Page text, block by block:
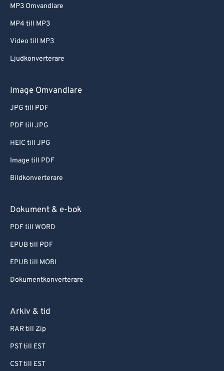
MP3 Omvandlare
MP4 till MP3
Video till MP3
Ljudkonverterare
Image Omvandlare
JPG till PDF
PDF till JPG
HEIC till JPG
Image till PDF
Bildkonverterare
Dokument & e-bok
PDF till WORD
EPUB till PDF
EPUB till MOBI
Dokumentkonverterare
Arkiv & tid
RAR till Zip
PST till EST
CST till EST